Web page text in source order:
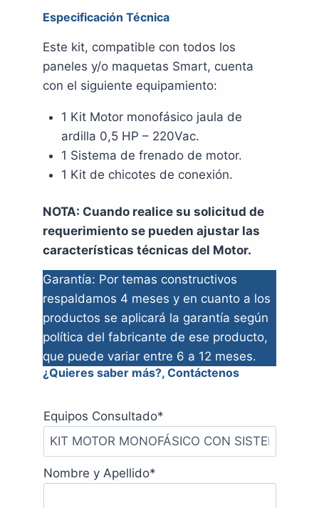
Especificación Técnica
Este kit, compatible con todos los
paneles y/o maquetas Smart, cuenta
con el siguiente equipamiento:
1 Kit Motor monofásico jaula de
ardilla 0,5 HP – 220Vac.
1 Sistema de frenado de motor.
1 Kit de chicotes de conexión.
NOTA: Cuando realice su solicitud de
requerimiento se pueden ajustar las
características técnicas del Motor.
Garantía: Por temas constructivos
respaldamos 4 meses y en cuanto a los
productos se aplicará la garantía según
política del fabricante de ese producto,
que puede variar entre 6 a 12 meses.
¿Quieres saber más?, Contáctenos
Equipos Consultado*
Nombre y Apellido*